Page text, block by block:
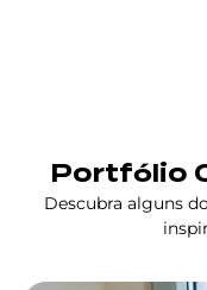
Portfólio
Descubra alguns